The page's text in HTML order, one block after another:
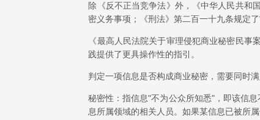
除《反不正当竞争法》外，《中华人民共和
密义务事项；《刑法》第二百一十九条规定
《最高人民法院关于审理侵犯商业秘密民
践提供了更具操作性的指引。
判定一项信息是否构成商业秘密，需要同时
秘密性：指信息"不为公众所知悉"，即该信
息所属领域的相关人员。如果某信息已被所